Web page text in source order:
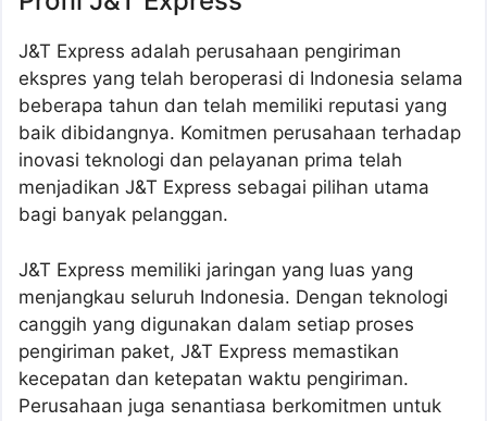
J&T Express adalah perusahaan pengiriman
ekspres yang telah beroperasi di Indonesia selama
beberapa tahun dan telah memiliki reputasi yang
baik dibidangnya. Komitmen perusahaan terhadap
inovasi teknologi dan pelayanan prima telah
menjadikan J&T Express sebagai pilihan utama
bagi banyak pelanggan.
J&T Express memiliki jaringan yang luas yang
menjangkau seluruh Indonesia. Dengan teknologi
canggih yang digunakan dalam setiap proses
pengiriman paket, J&T Express memastikan
kecepatan dan ketepatan waktu pengiriman.
Perusahaan juga senantiasa berkomitmen untuk